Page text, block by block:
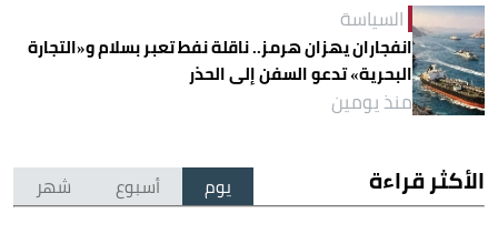
السياسة
انفجاران يهزان هرمز.. ناقلة نفط تعبر بسلام و«التجارة
البحرية» تدعو السفن إلى الحذر
منذ يومين
الأكثر قراءة يوم أسبوع شهر